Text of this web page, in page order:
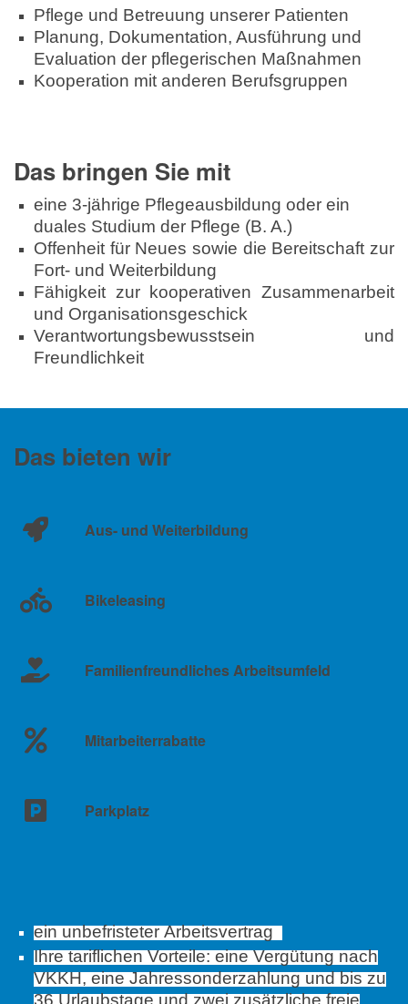
Pflege und Betreuung unserer Patienten
Planung, Dokumentation, Ausführung und
Evaluation der pflegerischen Maßnahmen
Kooperation mit anderen Berufsgruppen
Das bringen Sie mit
eine 3-jährige Pflegeausbildung oder ein
duales Studium der Pflege (B. A.)
Offenheit für Neues sowie die Bereitschaft zur
Fort- und Weiterbildung
Fähigkeit zur kooperativen Zusammenarbeit
und Organisationsgeschick
Verantwortungsbewusstsein und
Freundlichkeit
Das bieten wir
Aus- und Weiterbildung
Bikeleasing
Familienfreundliches Arbeitsumfeld
Mitarbeiterrabatte
Parkplatz
ein unbefristeter Arbeitsvertrag
Ihre tariflichen Vorteile: eine Vergütung nach
VKKH, eine Jahressonderzahlung und bis zu